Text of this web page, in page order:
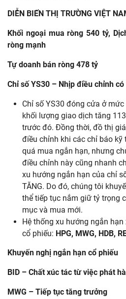
DIỄN BIẾN THỊ TRƯỜNG VIỆT
Khối ngoạimuaròng 540tỷ,
ròng mạnh
Tự doanh bán ròng 478 tỷ
Chỉ số YS30 – Nhịp điều chỉnh có
Chỉ số YS30 đóng cửa ở
khối lượng giao dịch tăng
trước đó. Đồng thời, đồ thị
điều chỉnh khi các chỉ báo kỹ
quá mua ngắn hạn, nhưng
điều chỉnh này cũng nhanh
xu hướng ngắn hạn của chỉ
TĂNG. Do đó, chúng tôi
thể tiếp tục nắm giữ tỷ trọng
mục và mua mới.
Hệ thống xu hướng ngắn
cổ phiếu: HPG, MWG, HDB,
Khuyến nghị ngắn hạn cổ phiếu
BID – Chất xúc tác từ việc phát
MWG – Tiếp tục tăng trưởng